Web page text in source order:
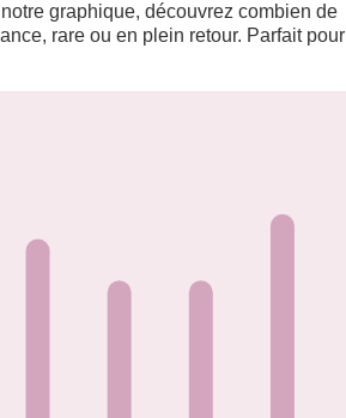
graphique, découvrez combien de
rare ou en plein retour. Parfait pour